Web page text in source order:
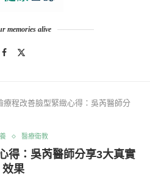
memories alive
療程改善臉型緊緻心得：吳芮醫師分
醫療衛教
得：吳芮醫師分享3大真實
效果